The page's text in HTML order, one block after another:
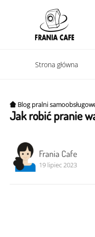
Strona główna
Jak robić pranie
Frania Cafe
19 lipiec 2023